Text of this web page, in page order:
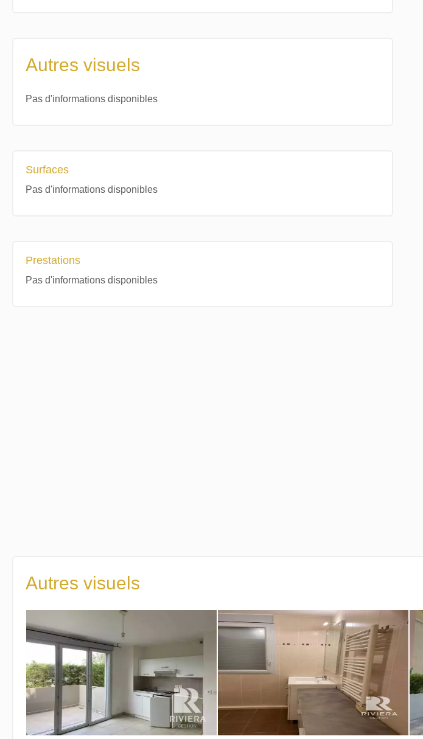
Autres visuels
Pas d'informations disponibles
Surfaces
Pas d'informations disponibles
Prestations
Pas d'informations disponibles
Autres visuels